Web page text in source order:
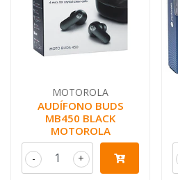
MOTOROLA
AUDÍFONO BUDS
MB450 BLACK
MOTOROLA
+
-